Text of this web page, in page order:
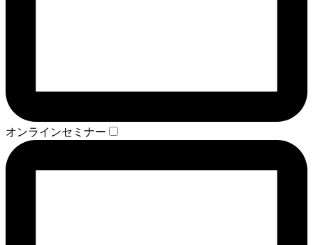
オンラインセミナー